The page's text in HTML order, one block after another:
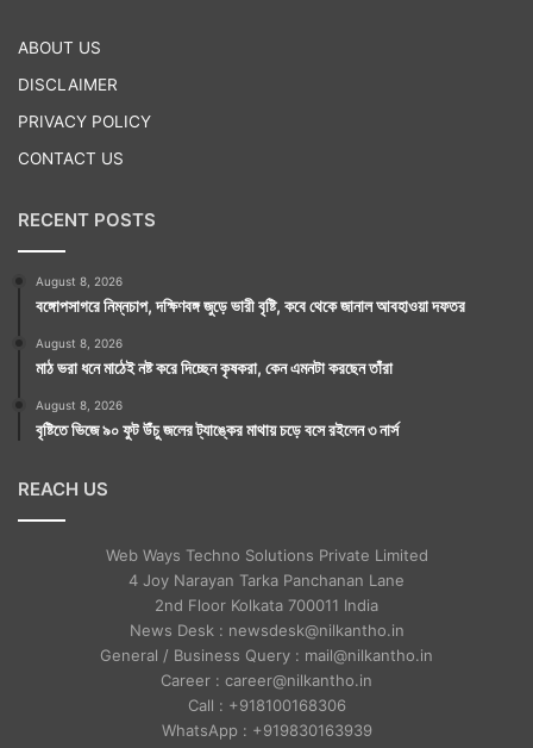
ABOUT US
DISCLAIMER
PRIVACY POLICY
CONTACT US
RECENT POSTS
August 8, 2026
বঙ্গোপসাগরে নিম্নচাপ, দক্ষিণবঙ্গ জুড়ে ভারী বৃষ্টি, কবে থেকে জানাল আবহাওয়া দফতর
August 8, 2026
মাঠ ভরা ধনে মাঠেই নষ্ট করে দিচ্ছেন কৃষকরা, কেন এমনটা করছেন তাঁরা
August 8, 2026
বৃষ্টিতে ভিজে ৯০ ফুট উঁচু জলের ট্যাঙ্কের মাথায় চড়ে বসে রইলেন ৩ নার্স
REACH US
Web Ways Techno Solutions Private Limited
4 Joy Narayan Tarka Panchanan Lane
2nd Floor Kolkata 700011 India
News Desk : newsdesk@nilkantho.in
General / Business Query : mail@nilkantho.in
Career : career@nilkantho.in
Call : +918100168306
WhatsApp : +919830163939